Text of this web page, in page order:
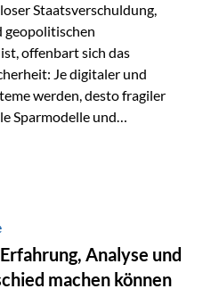
Staatsverschuldung,
offenbart sich das
Je digitaler und
werden, desto fragiler
Sparmodelle und
angesichts der expansiven
und strategisch
Physische Werte
sind heute keine bloße
Notwendigkeit. 1.
Analyse und
machen können